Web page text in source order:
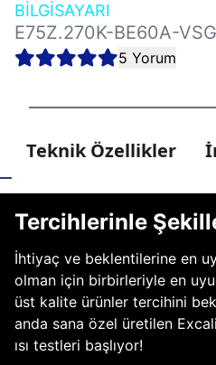
BİLGİSAYARI
E75Z.270K-BE60A-VSG
5 Yorum
Teknik Özellikler
Tercihlerinle
İhtiyaç ve beklentilerine en
olman için birbirleriyle en
üst kalite ürünler tercihini
anda sana özel üretilen
ısı testleri başlıyor!